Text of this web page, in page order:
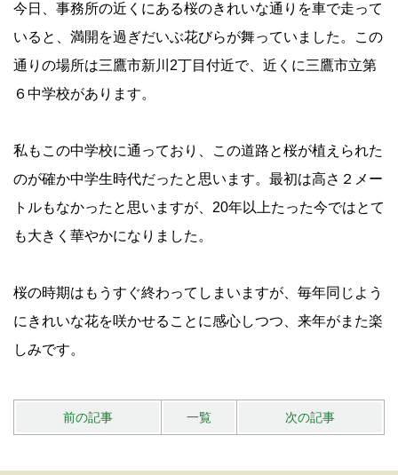
今日、事務所の近くにある桜のきれいな通りを車で走って
いると、満開を過ぎだいぶ花びらが舞っていました。この
通りの場所は三鷹市新川2丁目付近で、近くに三鷹市立第
６中学校があります。
私もこの中学校に通っており、この道路と桜が植えられた
のが確か中学生時代だったと思います。最初は高さ２メー
トルもなかったと思いますが、20年以上たった今ではとて
も大きく華やかになりました。
桜の時期はもうすぐ終わってしまいますが、毎年同じよう
にきれいな花を咲かせることに感心しつつ、来年がまた楽
しみです。
前の記事 一覧 次の記事